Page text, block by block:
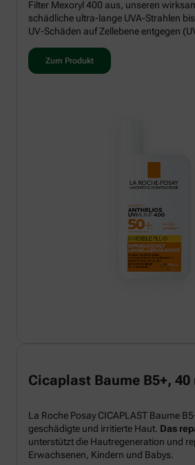
Filter Mexoryl 400 aus, unseren
schädliche ultra-lange UVA-Strahlen
UV-Schäden auf Zellebene entgegen
Zum Produkt
Cicaplast Baume B5+, 40
La Roche Posay CICAPLAST Baume
geschädigte und irritierte Haut. Das
unterstützt die Hautregeneration und
Erwachsenen, Kindern und Babys.